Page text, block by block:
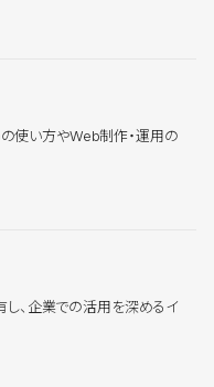
使い方やWeb制作・運用の
、企業での活用を深めるイ